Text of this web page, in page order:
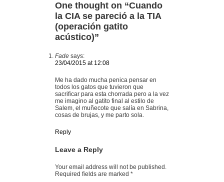
One thought on “Cuando
la CIA se pareció a la TIA
(operación gatito
acústico)”
Fade says:
23/04/2015 at 12:08
Me ha dado mucha penica pensar en
todos los gatos que tuvieron que
sacrificar para esta chorrada pero a la vez
me imagino al gatito final al estilo de
Salem, el muñecote que salía en Sabrina,
cosas de brujas, y me parto sola.
Reply
Leave a Reply
Your email address will not be published.
Required fields are marked *